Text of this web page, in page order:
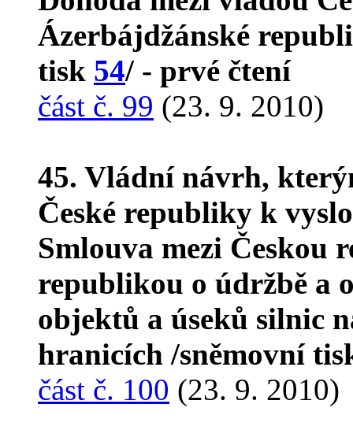
Ázerbájdžánské
tisk 54/ - prvé čtení
část č. 99 (23. 9. 2010)
45. Vládní návrh,
České republiky k
Smlouva mezi Českou
republikou o údržbě a
objektů a úseků silnic
hranicích /sněmovní
část č. 100 (23. 9. 2010)